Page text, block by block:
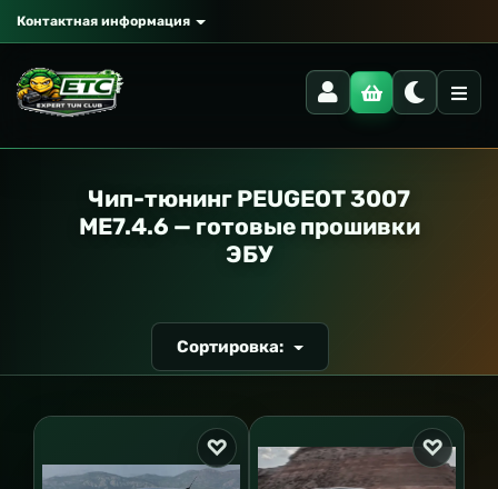
Контактная информация
Чип-тюнинг PEUGEOT 3007
ME7.4.6 — готовые прошивки
ЭБУ
Сортировка: